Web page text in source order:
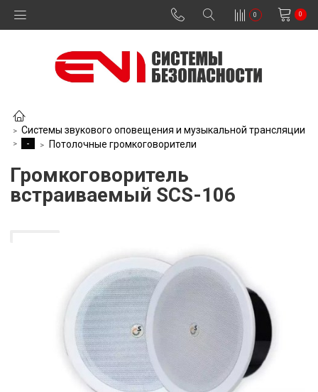
0 0
Системы звукового оповещения и музыкальной трансляции
-
Потолочные громкоговорители
Громкоговоритель
встраиваемый SCS-106